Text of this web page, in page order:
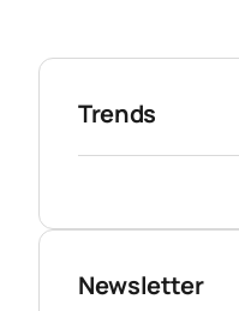
Trends
Newsletter